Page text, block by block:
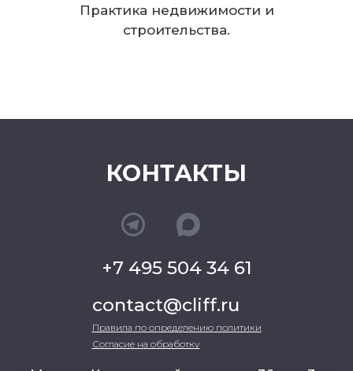
Практика недвижимости и
строительства.
КОНТАКТЫ
+7 495 504 34 61
contact@cliff.ru
Правила по определению политики
Согласие на обработку